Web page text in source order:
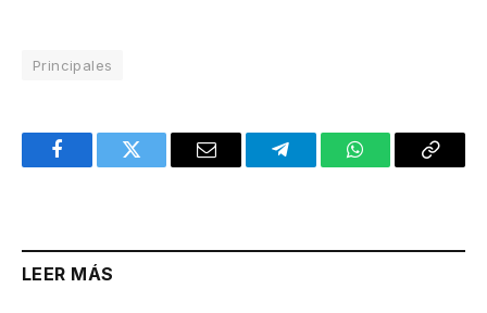
Principales
FacebookTwitter Email TelegramWhatsAppCopy
LEER MÁS